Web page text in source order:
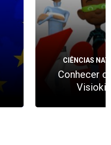
CIÊNCIAS
Conhecer